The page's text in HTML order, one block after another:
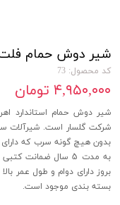
شیر دوش حمام
کد محصول: 73
۴,۹۵۰,۰۰۰ تومان
شیر دوش حمام استاندارد
بدون هیچ گونه سرب که دارای
به مدت 5 سال ضمانت
بروز دارای دوام و طول عمر
بسته بندی موجود است.